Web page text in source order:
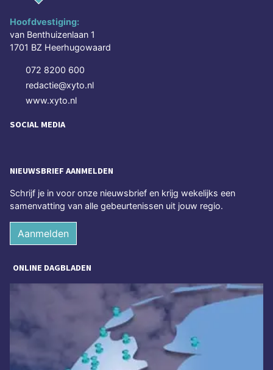
Hoofdvestiging:
van Benthuizenlaan 1
1701 BZ Heerhugowaard
072 8200 600
redactie@xyto.nl
www.xyto.nl
SOCIAL MEDIA
NIEUWSBRIEF AANMELDEN
Schrijf je in voor onze nieuwsbrief en krijg wekelijks een
samenvatting van alle gebeurtenissen uit jouw regio.
Aanmelden
ONLINE DAGBLADEN